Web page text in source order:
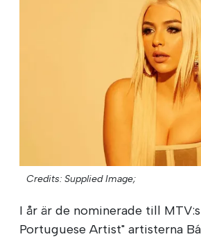
Credits: Supplied Image;
I år är de nominerade till
Portuguese Artist" artisterna